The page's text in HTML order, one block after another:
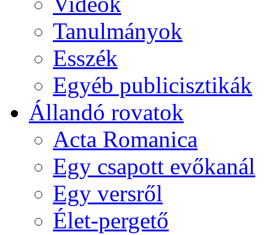
Tanulmányok
Esszék
Egyéb publicisztikák
Állandó rovatok
Acta Romanica
Egy csapott evőkanál
Egy versről
Élet-pergető